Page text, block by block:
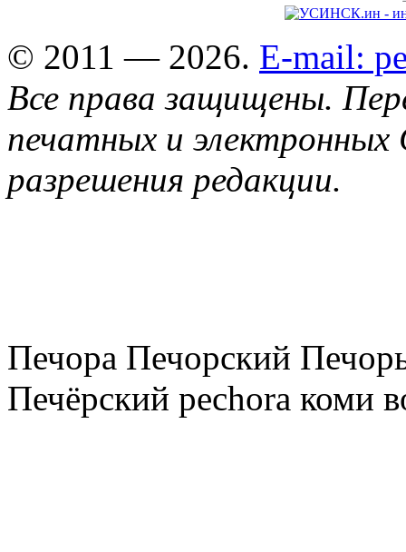
© 2011 — 2026. E-mail:
Все права защищены.
печатных и
разрешения редакции.
Печора Печорский
Печёрский pechora коми